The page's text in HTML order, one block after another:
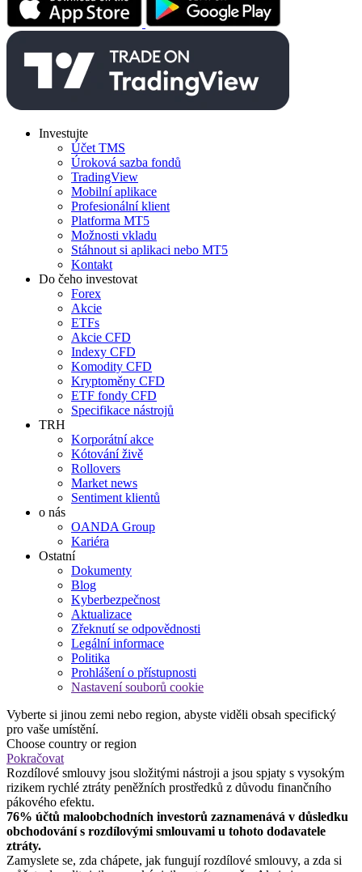
Investujte
Účet TMS
Úroková sazba fondů
TradingView
Mobilní aplikace
Profesionální klient
Platforma MT5
Možnosti vkladu
Stáhnout si aplikaci nebo MT5
Kontakt
Do čeho investovat
Forex
Akcie
ETFs
Akcie CFD
Indexy CFD
Komodity CFD
Kryptoměny CFD
ETF fondy CFD
Specifikace nástrojů
TRH
Korporátní akce
Kótování živě
Rollovers
Market news
Sentiment klientů
o nás
OANDA Group
Kariéra
Ostatní
Dokumenty
Blog
Kyberbezpečnost
Aktualizace
Zřeknutí se odpovědnosti
Legální informace
Politika
Prohlášení o přístupnosti
Nastavení souborů cookie
Vyberte si jinou zemi nebo region, abyste viděli obsah specifický
pro vaše umístění.
Choose country or region
Pokračovat
Rozdílové smlouvy jsou složitými nástroji a jsou spjaty s vysokým
rizikem rychlé ztráty peněžních prostředků z důvodu finančního
pákového efektu.
76% účtů maloobchodních investorů zaznamenává v důsledku
obchodování s rozdílovými smlouvami u tohoto dodavatele
ztráty.
Zamyslete se, zda chápete, jak fungují rozdílové smlouvy, a zda si